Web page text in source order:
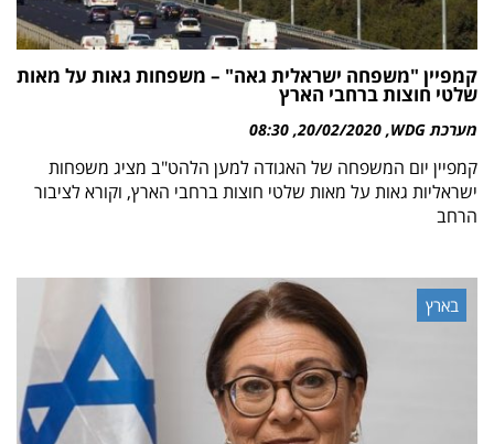
קמפיין "משפחה ישראלית גאה" – משפחות גאות על מאות
שלטי חוצות ברחבי הארץ
מערכת WDG 20/02/2020
08:30
קמפיין יום המשפחה של האגודה למען הלהט"ב מציג משפחות
ישראליות גאות על מאות שלטי חוצות ברחבי הארץ, וקורא לציבור
הרחב
בארץ